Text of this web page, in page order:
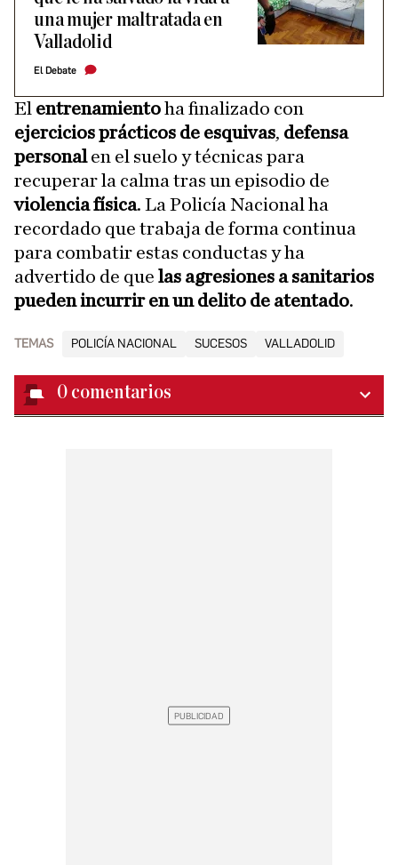
una mujer maltratada en
Valladolid
El Debate
El entrenamientoha finalizado con
ejercicios prácticos de esquivas, defensa
personalen el suelo y técnicas para
recuperar la calma tras un episodio de
violencia física. La Policía Nacional ha
recordado que trabaja de forma continua
para combatir estas conductas y ha
advertido de que las agresiones a sanitarios
pueden incurrir en un delito de atentado.
TEMAS POLICÍA NACIONAL SUCESOS VALLADOLID
0 comentarios